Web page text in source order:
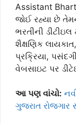
Assistant
જોઈ રહ્યા છે
ભરતીની
શૈક્ષણિક
પ્રક્રિયા,
વેબસાઇટ પર
આ પણ વાંચો:
ગુજરાત રોજગાર